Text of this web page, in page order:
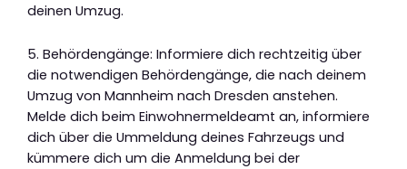
deinen Umzug.
5. Behördengänge: Informiere dich rechtzeitig über
die notwendigen Behördengänge, die nach deinem
Umzug von Mannheim nach Dresden anstehen.
Melde dich beim Einwohnermeldeamt an, informiere
dich über die Ummeldung deines Fahrzeugs und
kümmere dich um die Anmeldung bei der